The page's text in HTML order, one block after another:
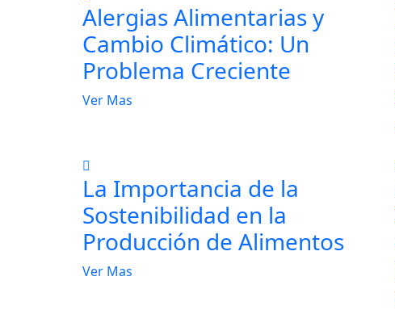
Alergias Alimentarias y
Cambio Climático: Un
Problema Creciente
Ver Mas
La Importancia de la
Sostenibilidad en la
Producción de Alimentos
Ver Mas